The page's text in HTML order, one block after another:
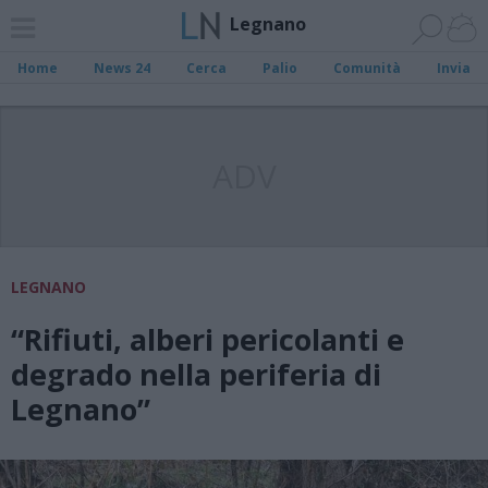
Legnano
Home News 24 Cerca Palio Comunità Invia
LEGNANO
“Rifiuti, alberi pericolanti e
degrado nella periferia di
Legnano”